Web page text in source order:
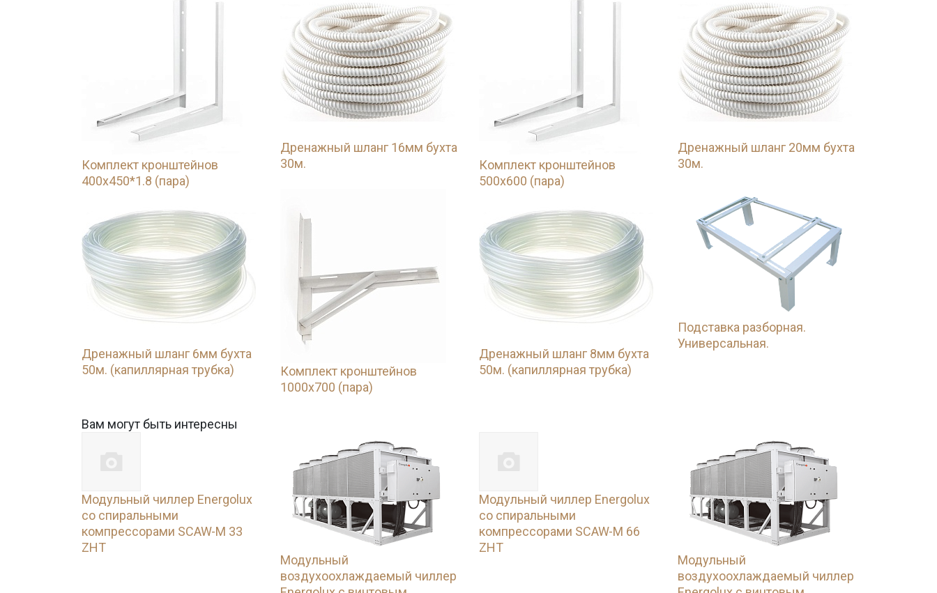
Комплект кронштейнов
400х450*1.8 (пара)
Дренажный шланг 16мм бухта
30м.
Комплект кронштейнов
500х600 (пара)
Дренажный шланг 20мм бухта
30м.
Дренажный шланг 6мм бухта
50м. (капиллярная трубка)
Комплект кронштейнов
1000х700 (пара)
Дренажный шланг 8мм бухта
50м. (капиллярная трубка)
Подставка разборная.
Универсальная.
Вам могут быть интересны
Модульный чиллер Energolux
со спиральными
компрессорами SCAW-M 33
ZHT
Модульный
воздухоохлаждаемый чиллер
Модульный чиллер Energolux
со спиральными
компрессорами SCAW-M 66
ZHT
Модульный
воздухоохлаждаемый чиллер